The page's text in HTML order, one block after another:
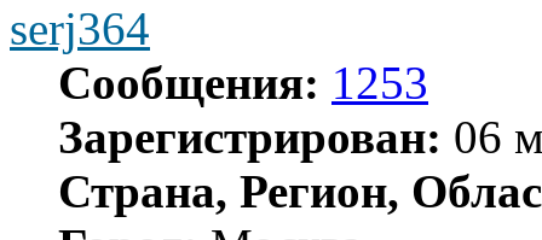
serj364
Сообщения: 1253
Зарегистрирован: 06
Страна, Регион,